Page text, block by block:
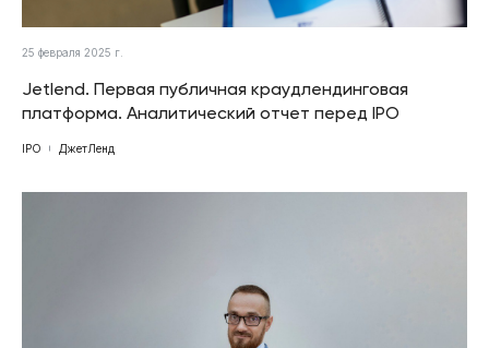
25 февраля 2025 г.
Jetlend. Первая публичная краудлендинговая
платформа. Аналитический отчет перед IPO
IPO ДжетЛенд